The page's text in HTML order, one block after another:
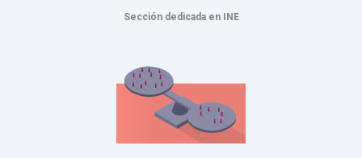
Sección dedicada en INE